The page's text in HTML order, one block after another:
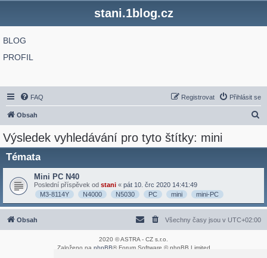
stani.1blog.cz
BLOG
PROFIL
FAQ Přihlásit se
Registrovat
Obsah
Výsledek vyhledávání pro tyto štítky: mini
Témata
Mini PC N40
Poslední příspěvek od stani « pát 10. črc 2020 14:41:49
M3-8114Y
N4000 N5030 PC mini mini-PC
Obsah Všechny časy jsou v UTC+02:00
2020 © ASTRA - CZ s.r.o.
Založeno na phpBB® Forum Software © phpBB Limited